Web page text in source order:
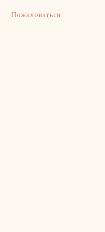
Пожаловаться